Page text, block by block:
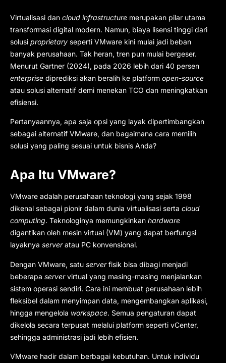
Virtualisasi dan cloud infrastructure merupakan pilar utama
transformasi digital modern. Namun, biaya lisensi tinggi dari
solusi proprietary seperti VMware kini mulai jadi beban
banyak perusahaan. Tak heran, tren pun mulai bergeser.
Menurut Gartner (2024), pada 2026 lebih dari 40 persen
enterprise diprediksi akan beralih ke platform open-source
atau solusi alternatif demi menekan TCO dan meningkatkan
efisiensi.
Pertanyaannya, apa saja opsi yang layak dipertimbangkan
sebagai alternatif VMware, dan bagaimana cara memilih
solusi yang paling sesuai untuk bisnis Anda?
Apa Itu VMware?
VMware adalah perusahaan teknologi yang sejak 1998
dikenal sebagai pionir dalam dunia virtualisasi serta cloud
computing. Teknologinya memungkinkan hardware
digantikan oleh mesin virtual (VM) yang dapat berfungsi
layaknya serveratau PC konvensional.
Dengan VMware, satu serverfisik bisa dibagi menjadi
beberapa servervirtual yang masing-masing menjalankan
sistem operasi sendiri. Cara ini membuat perusahaan lebih
fleksibel dalam menyimpan data, mengembangkan aplikasi,
hingga mengelola workspace. Semua pengaturan dapat
dikelola secara terpusat melalui platform seperti vCenter,
sehingga administrasi jadi lebih efisien.
VMware hadir dalam berbagai kebutuhan. Untuk individu